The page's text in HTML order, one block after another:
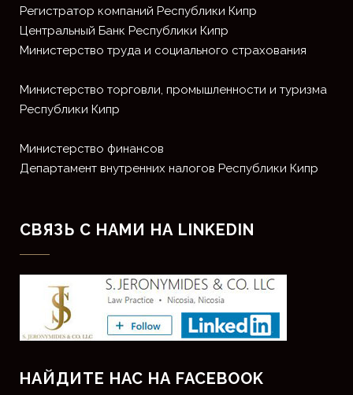
Регистратор компаний Республики Кипр
Центральный Банк Республики Кипр
Министерство труда и социального страхования
Министерство торговли, промышленности и туризма
Республики Кипр
Министерство финансов
Департамент внутренних налогов Республики Кипр
СВЯЗЬ С НАМИ НА LINKEDIN
НАЙДИТЕ НАС НА FACEBOOK